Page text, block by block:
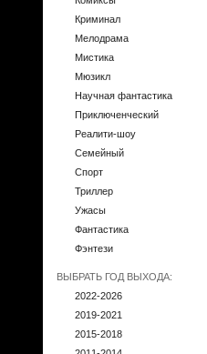
Криминал
Мелодрама
Мистика
Мюзикл
Научная фантастика
Приключенческий
Реалити-шоу
Семейный
Спорт
Триллер
Ужасы
Фантастика
Фэнтези
ВЫБРАТЬ ГОД ВЫХОДА:
2022-2026
2019-2021
2015-2018